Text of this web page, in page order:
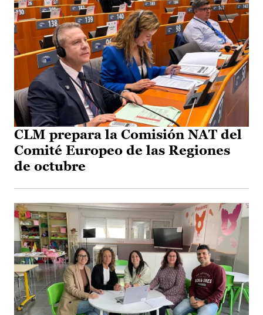
CLM prepara la Comisión NAT del
Comité Europeo de las Regiones
de octubre